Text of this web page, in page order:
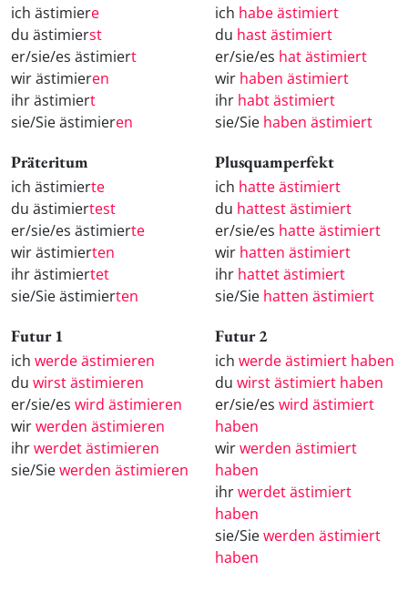
ich ästimiere
du ästimierst
er/sie/es ästimiert
wir ästimieren
ihr ästimiert
sie/Sie ästimieren
ich habe ästimiert
du hast ästimiert
er/sie/es hat ästimiert
wir haben ästimiert
ihr habt ästimiert
sie/Sie haben ästimiert
Präteritum
ich ästimierte
du ästimiertest
er/sie/es ästimierte
wir ästimierten
ihr ästimiertet
sie/Sie ästimierten
Plusquamperfekt
ich hatte ästimiert
du hattest ästimiert
er/sie/es hatte ästimiert
wir hatten ästimiert
ihr hattet ästimiert
sie/Sie hatten ästimiert
Futur 1
ich werde ästimieren
du wirst ästimieren
er/sie/es wird ästimieren
wirwerden ästimieren
ihrwerdet ästimieren
sie/Siewerden ästimieren
Futur 2
ich werde ästimiert haben
du wirst ästimiert haben
er/sie/es wird ästimiert
haben
wirwerden ästimiert
haben
ihrwerdet ästimiert
haben
sie/Siewerden ästimiert
haben